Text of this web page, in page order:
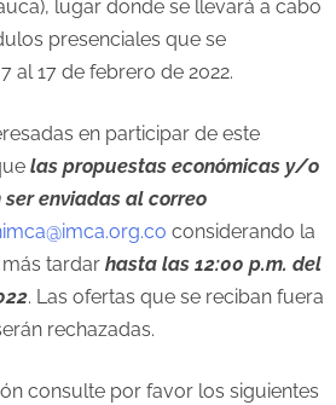
lugar donde se llevará a cabo
presenciales que se
al 17 de febrero de 2022.
en participar de este
las propuestas económicas y/o
enviadas al correo
considerando la
tardar hasta las 12:00 p.m. del
. Las ofertas que se reciban fuera
rechazadas.
consulte por favor los siguientes